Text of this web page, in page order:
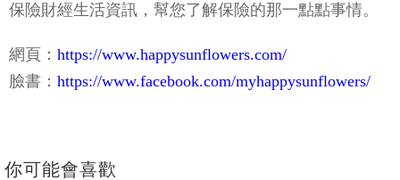
保險財經生活資訊，幫您了解保險的那一點點事情。
網頁： https://www.happysunflowers.com/
臉書： https://www.facebook.com/myhappysunflowers/
你可能會喜歡